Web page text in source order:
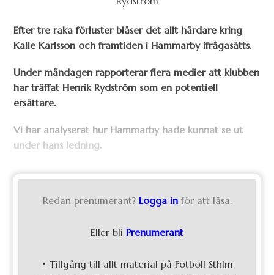
Efter tre raka förluster blåser det allt hårdare kring
Kalle Karlsson och framtiden i Hammarby ifrågasätts.
Under måndagen rapporterar flera medier att klubben
har träffat Henrik Rydström som en potentiell
ersättare.
Vi har analyserat hur Hammarby hade kunnat se ut
under hans ledning.
Redan prenumerant? Logga in för att läsa.
Eller bli Prenumerant
• Tillgång till allt material på Fotboll Sthlm